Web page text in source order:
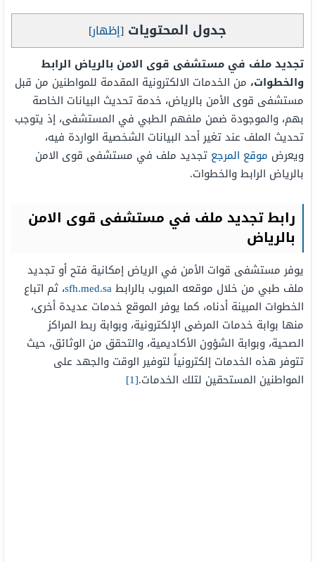
جدول المحتويات [إظهار]
تجديد ملف في مستشفى قوى الامن بالرياض الرابط
والخطوات، من الخدمات الالكترونية المقدمة للمواطنين من قبل
مستشفى قوى الأمن بالرياض، خدمة تحديث البيانات الخاصة
بهم، والموجودة ضمن ملفهم الطبي في المستشفى، إذ يتوجب
تحديث الملف عند تغير أحد البيانات الشخصية الواردة فيه،
ويعرض موقع المرجع تجديد ملف في مستشفى قوى الامن
بالرياض الرابط والخطوات.
رابط تجديد ملف في مستشفى قوى الامن
بالرياض
يوفر مستشفى قوات الأمن في الرياض إمكانية فتح أو تجديد
ملف طبي من خلال موقعه المبوب بالرابطsfh.med.sa، ثم اتباع
الخطوات المبينة أدناه، كما يوفر الموقع خدمات عديدة أخرى،
منها بوابة خدمات المرضى الإلكترونية، وبوابة ربط المراكز
الصحية، وبوابة الشؤون الأكاديمية، والتحقق من الوثائق، حيث
تتوفر هذه الخدمات إلكترونياً لتوفير الوقت والجهد على
المواطنين المستحقين لتلك الخدمات.[1]